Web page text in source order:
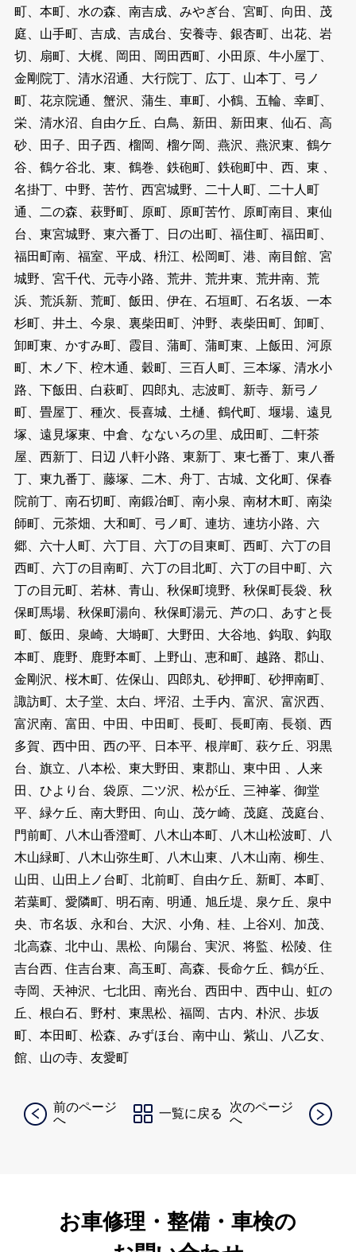
町、本町、水の森、南吉成、みやぎ台、宮町、向田、茂
庭、山手町、吉成、吉成台、安養寺、銀杏町、出花、岩
切、扇町、大梶、岡田、岡田西町、小田原、牛小屋丁、
金剛院丁、清水沼通、大行院丁、広丁、山本丁、弓ノ
町、花京院通、蟹沢、蒲生、車町、小鶴、五輪、幸町、
栄、清水沼、自由ケ丘、白鳥、新田、新田東、仙石、高
砂、田子、田子西、榴岡、榴ケ岡、燕沢、燕沢東、鶴ケ
谷、鶴ケ谷北、東、鶴巻、鉄砲町、鉄砲町中、西、東 、
名掛丁、中野、苦竹、西宮城野、二十人町、二十人町
通、二の森、萩野町、原町、原町苦竹、原町南目、東仙
台、東宮城野、東六番丁、日の出町、福住町、福田町、
福田町南、福室、平成、枡江、松岡町、港、南目館、宮
城野、宮千代、元寺小路、荒井、荒井東、荒井南、荒
浜、荒浜新、荒町、飯田、伊在、石垣町、石名坂、一本
杉町、井土、今泉、裏柴田町、沖野、表柴田町、卸町、
卸町東、かすみ町、霞目、蒲町、蒲町東、上飯田、河原
町、木ノ下、椌木通、穀町、三百人町、三本塚、清水小
路、下飯田、白萩町、四郎丸、志波町、新寺、新弓ノ
町、畳屋丁、種次、長喜城、土樋、鶴代町、堰場、遠見
塚、遠見塚東、中倉、なないろの里、成田町、二軒茶
屋、西新丁、日辺 八軒小路、東新丁、東七番丁、東八番
丁、東九番丁、藤塚、二木、舟丁、古城、文化町、保春
院前丁、南石切町、南鍛冶町、南小泉、南材木町、南染
師町、元茶畑、大和町、弓ノ町、連坊、連坊小路、六
郷、六十人町、六丁目、六丁の目東町、西町、六丁の目
西町、六丁の目南町、六丁の目北町、六丁の目中町、六
丁の目元町、若林、青山、秋保町境野、秋保町長袋、秋
保町馬場、秋保町湯向、秋保町湯元、芦の口、あすと長
町、飯田、泉崎、大塒町、大野田、大谷地、鈎取、鈎取
本町、鹿野、鹿野本町、上野山、恵和町、越路、郡山、
金剛沢、桜木町、佐保山、四郎丸、砂押町、砂押南町、
諏訪町、太子堂、太白、坪沼、土手内、富沢、富沢西、
富沢南、富田、中田、中田町、長町、長町南、長嶺、西
多賀、西中田、西の平、日本平、根岸町、萩ケ丘、羽黒
台、旗立、八本松、東大野田、東郡山、東中田 、人来
田、ひより台、袋原、二ツ沢、松が丘、三神峯、御堂
平、緑ケ丘、南大野田、向山、茂ケ崎、茂庭、茂庭台、
門前町、八木山香澄町、八木山本町、八木山松波町、八
木山緑町、八木山弥生町、八木山東、八木山南、柳生、
山田、山田上ノ台町、北前町、自由ケ丘、新町、本町、
若葉町、愛隣町、明石南、明通、旭丘堤、泉ケ丘、泉中
央、市名坂、永和台、大沢、小角、桂、上谷刈、加茂、
北高森、北中山、黒松、向陽台、実沢、将監、松陵、住
吉台西、住吉台東、高玉町、高森、長命ケ丘、鶴が丘、
寺岡、天神沢、七北田、南光台、西田中、西中山、虹の
丘、根白石、野村、東黒松、福岡、古内、朴沢、歩坂
町、本田町、松森、みずほ台、南中山、紫山、八乙女、
館、山の寺、友愛町
前のページ
へ
一覧に戻る
次のページ
へ
お車修理・整備・車検の